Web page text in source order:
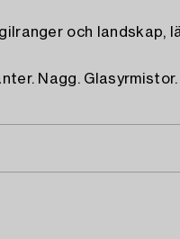
och landskap,
Nagg. Glasyrmistor.